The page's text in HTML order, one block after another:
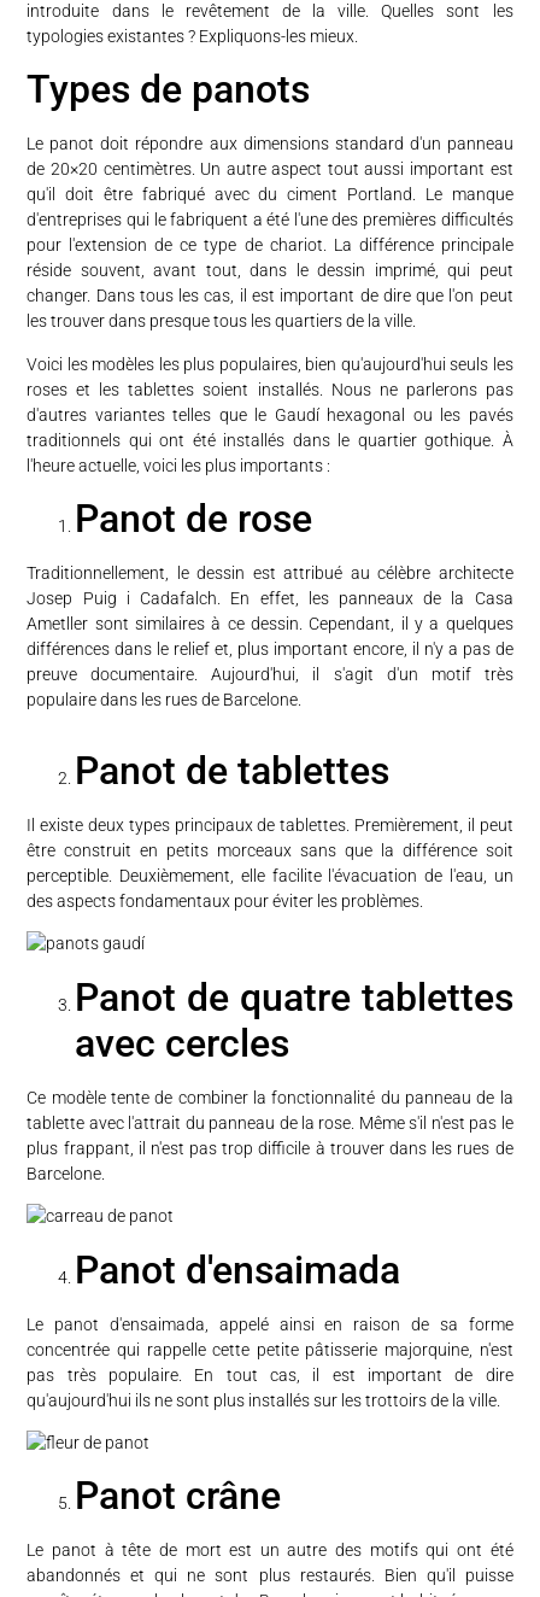
introduite dans le revêtement de la ville. Quelles sont les
typologies existantes ? Expliquons-les mieux.
Types de panots
Le panot doit répondre aux dimensions standard d'un panneau
de 20×20 centimètres. Un autre aspect tout aussi important est
qu'il doit être fabriqué avec du ciment Portland. Le manque
d'entreprises qui le fabriquent a été l'une des premières difficultés
pour l'extension de ce type de chariot. La différence principale
réside souvent, avant tout, dans le dessin imprimé, qui peut
changer. Dans tous les cas, il est important de dire que l'on peut
les trouver dans presque tous les quartiers de la ville.
Voici les modèles les plus populaires, bien qu'aujourd'hui seuls les
roses et les tablettes soient installés. Nous ne parlerons pas
d'autres variantes telles que le Gaudí hexagonal ou les pavés
traditionnels qui ont été installés dans le quartier gothique. À
l'heure actuelle, voici les plus importants :
Panot de rose
Traditionnellement, le dessin est attribué au célèbre architecte
Josep Puig i Cadafalch. En effet, les panneaux de la Casa
Ametller sont similaires à ce dessin. Cependant, il y a quelques
différences dans le relief et, plus important encore, il n'y a pas de
preuve documentaire. Aujourd'hui, il s'agit d'un motif très
populaire dans les rues de Barcelone.
Panot de tablettes
Il existe deux types principaux de tablettes. Premièrement, il peut
être construit en petits morceaux sans que la différence soit
perceptible. Deuxièmement, elle facilite l'évacuation de l'eau, un
des aspects fondamentaux pour éviter les problèmes.
Panot de quatre tablettes
avec cercles
Ce modèle tente de combiner la fonctionnalité du panneau de la
tablette avec l'attrait du panneau de la rose. Même s'il n'est pas le
plus frappant, il n'est pas trop difficile à trouver dans les rues de
Barcelone.
Panot d'ensaimada
Le panot d'ensaimada, appelé ainsi en raison de sa forme
concentrée qui rappelle cette petite pâtisserie majorquine, n'est
pas très populaire. En tout cas, il est important de dire
qu'aujourd'hui ils ne sont plus installés sur les trottoirs de la ville.
Panot crâne
Le panot à tête de mort est un autre des motifs qui ont été
abandonnés et qui ne sont plus restaurés. Bien qu'il puisse